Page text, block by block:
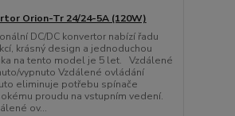
Orion-Tr 24/24-5A (120W)
DC/DC konvertor nabízí řadu
krásný design a jednoduchou
na tento model je 5 let. Vzdálené
vypnuto Vzdálené ovládání
eliminuje potřebu spínače
proudu na vstupním vedení.
ov...